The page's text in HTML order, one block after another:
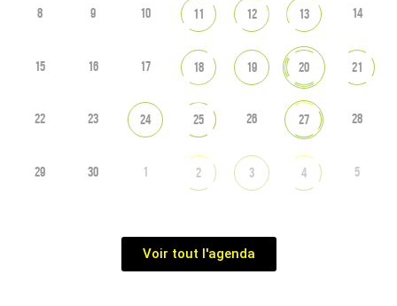
8 9 10 11 12 13 14
15 16 17 18 19 20 21
22 23 24 25 26 27 28
29 30 1 2 3 4 5
Voir tout l'agenda